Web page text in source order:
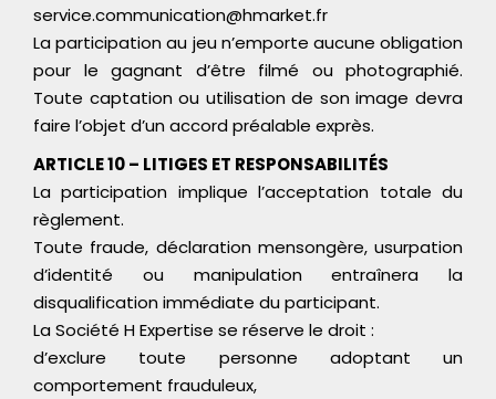
service.communication@hmarket.fr
La participation au jeu n’emporte aucune obligation
pour le gagnant d’être filmé ou photographié.
Toute captation ou utilisation de son image devra
faire l’objet d’un accord préalable exprès.
ARTICLE 10 – LITIGES ET RESPONSABILITÉS
La participation implique l’acceptation totale du
règlement.
Toute fraude, déclaration mensongère, usurpation
d’identité ou manipulation entraînera la
disqualification immédiate du participant.
La Société H Expertise se réserve le droit :
d’exclure toute personne adoptant un
comportement frauduleux,